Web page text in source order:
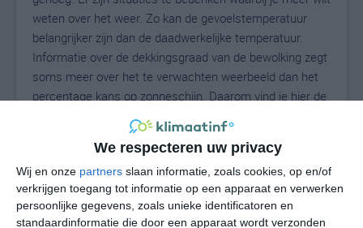
We respecteren uw privacy
Wij en onze partners slaan informatie, zoals cookies, op en/of
verkrijgen toegang tot informatie op een apparaat en verwerken
persoonlijke gegevens, zoals unieke identificatoren en
standaardinformatie die door een apparaat wordt verzonden
weten over het weer. Zo kan de gevoelstemperatuur
belangrijker zijn dan de daadwerkelijke temperatuur.
Informatie over de dekkingsgraad van de bewolking zegt
soms meer over het te verwachten weerbeeld dan het
percentage kans op zonneschijn. Daarom vind je hier de
uitgebreide weersvoorspelling voor Wittmund.
20°C